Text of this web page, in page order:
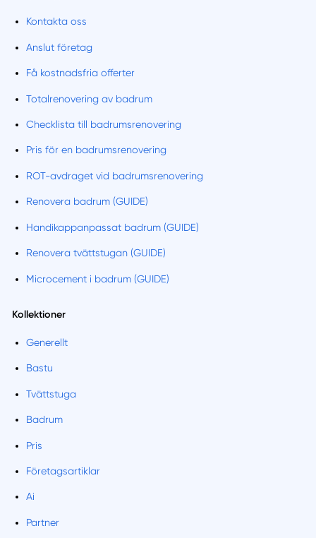
Kontakta oss
Anslut företag
Få kostnadsfria offerter
Totalrenovering av badrum
Checklista till badrumsrenovering
Pris för en badrumsrenovering
ROT-avdraget vid badrumsrenovering
Renovera badrum (GUIDE)
Handikappanpassat badrum (GUIDE)
Renovera tvättstugan (GUIDE)
Microcement i badrum (GUIDE)
Kollektioner
Generellt
Bastu
Tvättstuga
Badrum
Pris
Företagsartiklar
Ai
Partner